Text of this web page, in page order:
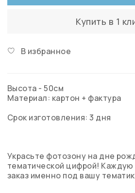
Купить в 1
В избранное
Высота - 50см
Материал: картон + фактура
Срок изготовления: 3 дня
Украсьте фотозону на дне
тематической цифрой!
заказ именно под вашу